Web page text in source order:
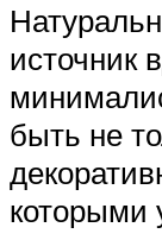
источник
быть не
которыми